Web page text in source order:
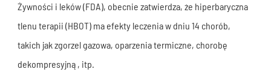
Żywności i leków (FDA), obecnie zatwierdza, że hiperbaryczna
tlenu terapii (HBOT) ma efekty leczenia w dniu 14 chorób,
takich jak zgorzel gazowa, oparzenia termiczne, chorobę
dekompresyjną, itp.